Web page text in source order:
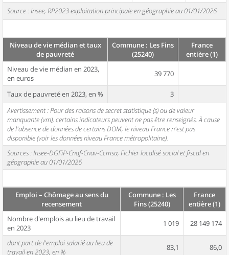
Source : Insee, RP2023 exploitation principale en géographie au 01/01/2026
Niveau de vie médian et taux
de pauvreté
Commune : Les Fins
(25240)
France
entière (1)
Niveau de vie médian en 2023,
en euros
39 770
Taux de pauvreté en 2023, en %
3
Avertissement : Pour des raisons de secret statistique (s) ou de valeur
manquante (vm), certains indicateurs peuvent ne pas être renseignés. À cause
de l'absence de données de certains DOM, le niveau France n'est pas
disponible (voir les données niveau France métropolitaine).
Sources : Insee-DGFiP-Cnaf-Cnav-Ccmsa, Fichier localisé social et fiscal en
géographie au 01/01/2026
Emploi – Chômage au sens du
recensement
Commune : Les
Fins (25240)
France
entière (1)
Nombre d'emplois au lieu de travail
en 2023
1 019 28 149 174
dont part de l'emploi salarié au lieu de
travail en 2023, en %
83,1 86,0